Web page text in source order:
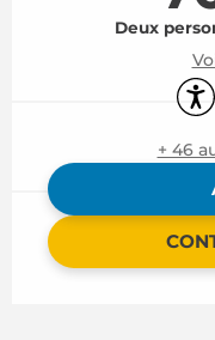
Deux
+ 46